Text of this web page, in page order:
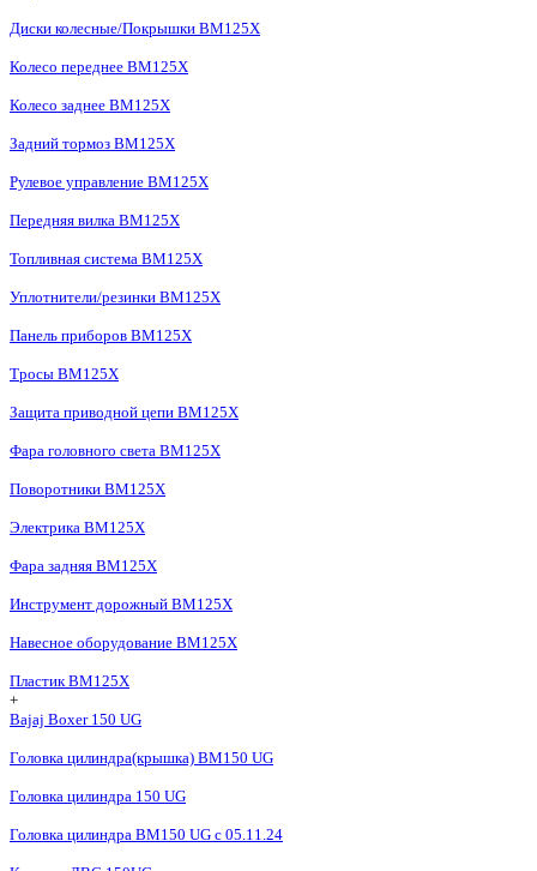
Диски колесные/Покрышки BM125X
Колесо переднее BM125X
Колесо заднее BM125X
Задний тормоз BM125X
Рулевое управление BM125X
Передняя вилка BM125X
Топливная система BM125X
Уплотнители/резинки BM125X
Панель приборов BM125X
Тросы BM125X
Защита приводной цепи BM125X
Фара головного света BM125X
Поворотники BM125X
Электрика BM125X
Фара задняя BM125X
Инструмент дорожный BM125X
Навесное оборудование BM125X
Пластик BM125X
+
Bajaj Boxer 150 UG
Головка цилиндра(крышка) BM150 UG
Головка цилиндра 150 UG
Головка цилиндра BM150 UG c 05.11.24